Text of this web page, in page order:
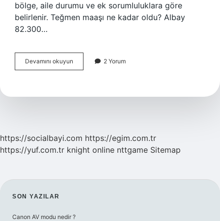
bölge, aile durumu ve ek sorumluluklara göre
belirlenir. Teğmen maaşı ne kadar oldu? Albay
82.300…
Devamını okuyun
Subay
Kadar
2 Yorum
https://socialbayi.com https://egim.com.tr
https://yuf.com.tr knight online nttgame Sitemap
SIDEBAR
SON YAZILAR
Canon AV modu nedir ?